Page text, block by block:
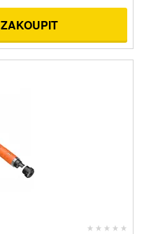
ZAKOUPIT